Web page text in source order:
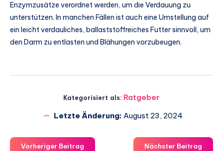
Enzymzusätze verordnet werden, um die Verdauung zu
unterstützen. In manchen Fällen ist auch eine Umstellung auf
ein leicht verdauliches, ballaststoffreiches Futter sinnvoll, um
den Darm zu entlasten und Blähungen vorzubeugen.
Kategorisiert als: Ratgeber
Letzte Änderung: August 23, 2024
Vorheriger Beitrag Nächster Beitrag